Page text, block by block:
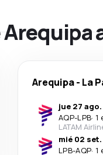
Arequipa- La
jue 27 ago.
AQP-LPB· 1
LATAM
mié 02 set.
LPB-AQP· 1